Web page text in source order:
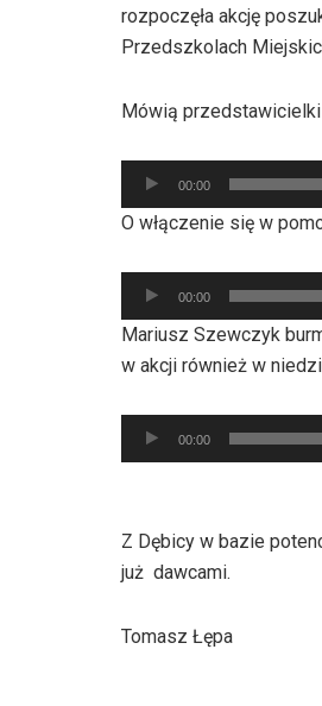
rozpoczęła akcję
Przedszkolach
Mówią przedstawicielki
Odtwarzacz
plików
dźwiękowych
00:00
O włączenie się w
Odtwarzacz
plików
dźwiękowych
00:00
Mariusz Szewczyk
w akcji również w
Odtwarzacz
plików
00:00
Z Dębicy w bazie
już dawcami.
Tomasz Łępa